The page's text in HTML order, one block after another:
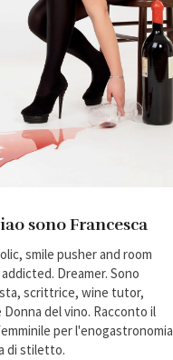
sono Francesca
smile pusher and room
Dreamer. Sono
scrittrice, wine tutor,
Donna del vino. Racconto il
per l'enogastronomia
di stiletto.